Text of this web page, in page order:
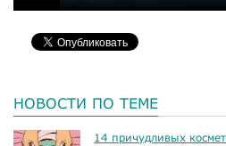
НОВОСТИ ПО ТЕМЕ
14 причудливых